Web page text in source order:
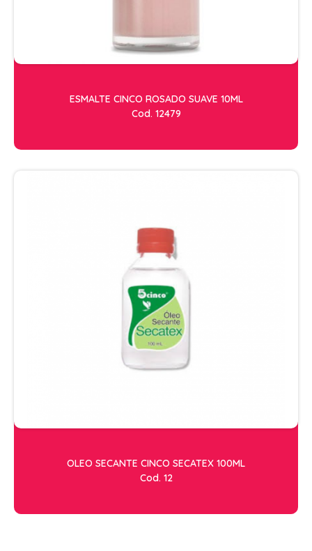
ESMALTE CINCO ROSADO SUAVE 10ML
Cod. 12479
OLEO SECANTE CINCO SECATEX 100ML
Cod. 12